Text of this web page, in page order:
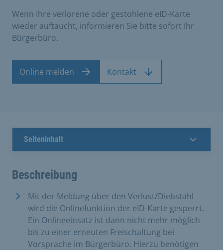
Wenn Ihre verlorene oder gestohlene eID-Karte
wieder auftaucht, informieren Sie bitte sofort Ihr
Bürgerbüro.
Online melden Kontakt
Seiteninhalt
Beschreibung
Mit der Meldung über den Verlust/Diebstahl
wird die Onlinefunktion der eID-Karte gesperrt.
Ein Onlineeinsatz ist dann nicht mehr möglich
bis zu einer erneuten Freischaltung bei
Vorsprache im Bürgerbüro. Hierzu benötigen